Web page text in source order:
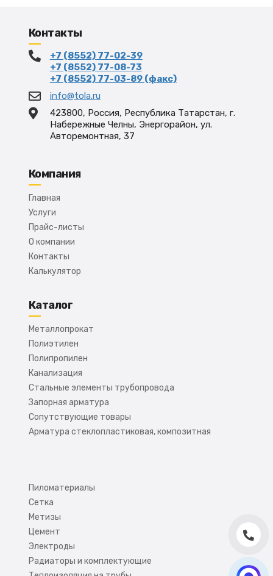
Контакты
+7 (8552) 77-02-39
+7 (8552) 77-08-73
+7 (8552) 77-03-89 (факс)
info@tola.ru
423800, Россия, Республика Татарстан, г.
Набережные Челны, Энергорайон, ул.
Авторемонтная, 37
Компания
Главная
Услуги
Прайс-листы
О компании
Контакты
Калькулятор
Каталог
Металлопрокат
Полиэтилен
Полипропилен
Канализация
Стальные элементы трубопровода
Запорная арматура
Сопутствующие товары
Арматура стеклопластиковая, композитная
Пиломатериалы
Сетка
Метизы
Цемент
Электроды
Радиаторы и комплектующие